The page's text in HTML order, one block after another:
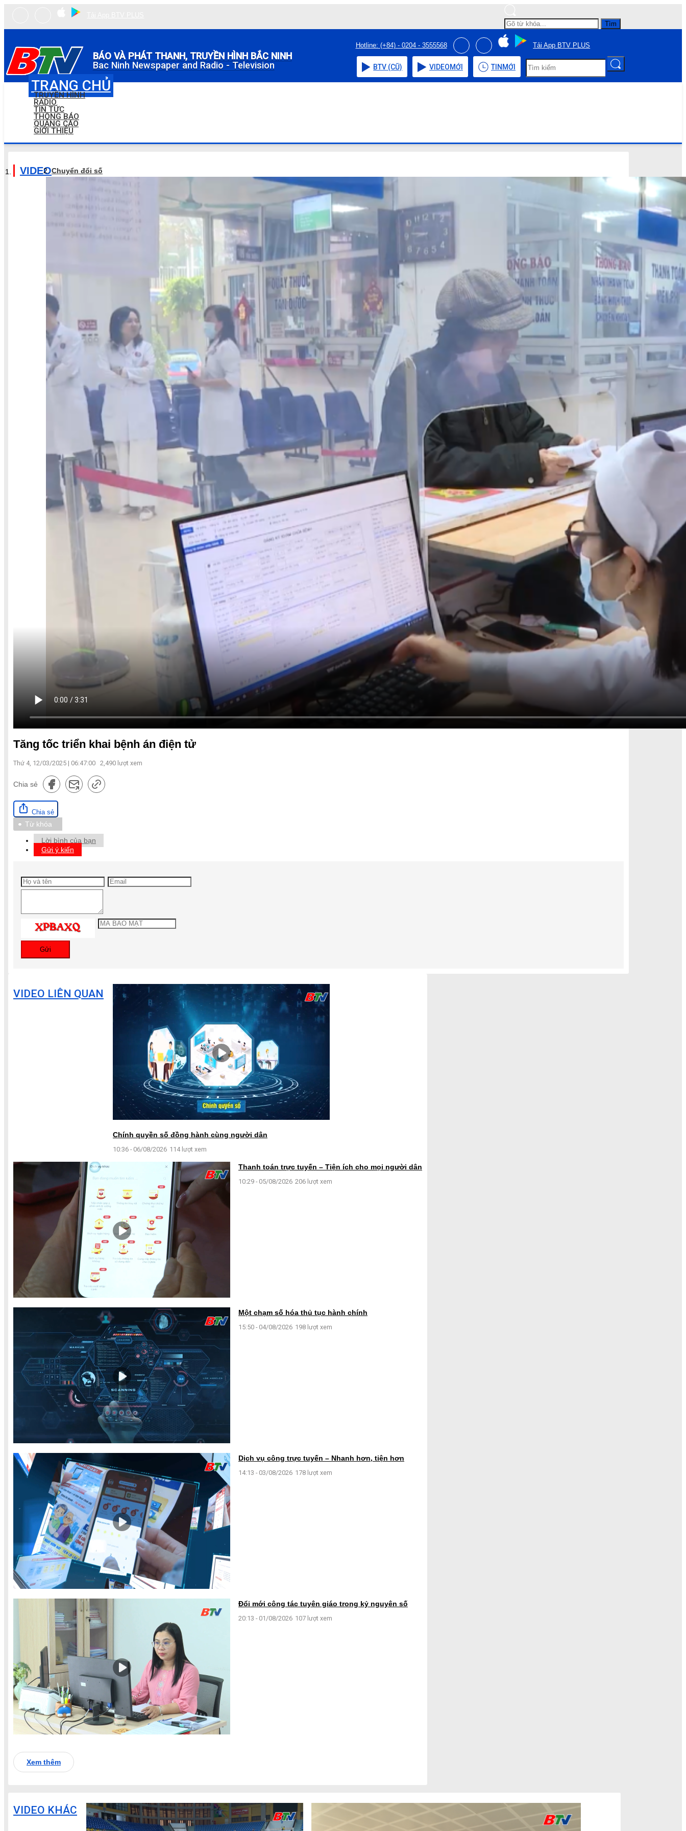
Tìm
BÁO VÀ PHÁT THANH, TRUYỀN HÌNH BẮC NINH
Bac Ninh Newspaper and Radio - Television
Hotline: (+84) - 0204 - 3555568 Tải App BTV PLUS
BTV (CŨ) VIDEOMỚI TIN MỚI
TRANG CHỦ
TRUYỀN HÌNH
RADIO
TIN TỨC
THÔNG BÁO
QUẢNG CÁO
GIỚI THIỆU
VIDEOChuyển đổi số
Tăng tốc triển khai bệnh án điện tử
Thứ 4, 12/03/2025 | 06:47:00 2,490 lượt xem
Chia sẻ
Chia sẻ
Từ khóa
Lời bình của bạn
Gửi ý kiến
Gửi
VIDEO LIÊN QUAN
Chính quyền số đồng hành cùng người dân
10:36 - 06/08/2026 114 lượt xem
Thanh toán trực tuyến – Tiện ích cho mọi người dân
10:29 - 05/08/2026 206 lượt xem
Một chạm số hóa thủ tục hành chính
15:50 - 04/08/2026 198 lượt xem
Dịch vụ công trực tuyến – Nhanh hơn, tiện hơn
14:13 - 03/08/2026 178 lượt xem
Đổi mới công tác tuyên giáo trong kỷ nguyên số
20:13 - 01/08/2026 107 lượt xem
Xem thêm
VIDEO KHÁC